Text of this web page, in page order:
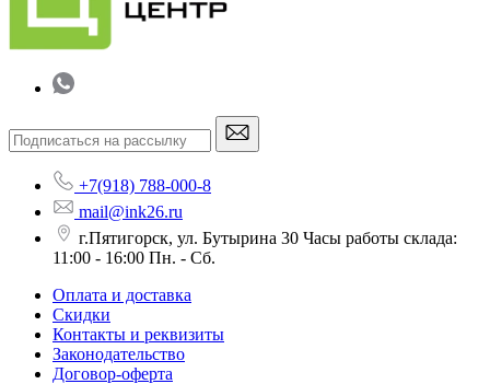
+7(918) 788-000-8
mail@ink26.ru
г.Пятигорск, ул. Бутырина 30 Часы работы склада:
11:00 - 16:00 Пн. - Сб.
Оплата и доставка
Скидки
Контакты и реквизиты
Законодательство
Договор-оферта